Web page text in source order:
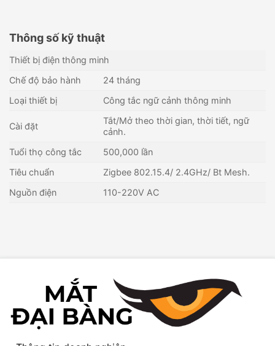
Thông số kỹ thuật
Thiết bị điện thông minh
Chế độ bảo hành
24 tháng
Loại thiết bị
Công tắc ngữ cảnh thông minh
Cài đặt
Tắt/Mở theo thời gian, thời tiết, ngữ
cảnh.
Tuổi thọ công tắc
500,000 lần
Tiêu chuẩn
Zigbee 802.15.4/ 2.4GHz/ Bt Mesh.
Nguồn điện
110-220V AC